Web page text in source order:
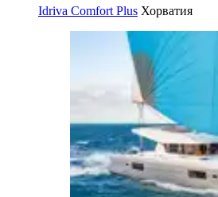
Idriva Comfort Plus Хорватия